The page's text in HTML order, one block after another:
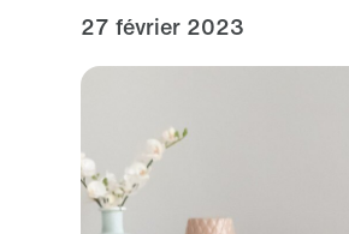
27 février 2023